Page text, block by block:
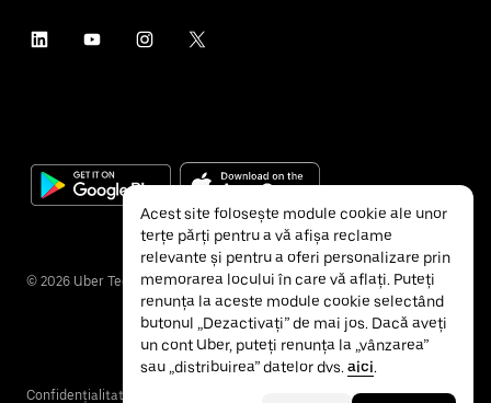
© 2026 Uber Technologies Inc.
Confidențialitate
Acest site folosește module cookie ale unor
terțe părți pentru a vă afișa reclame
relevante și pentru a oferi personalizare prin
memorarea locului în care vă aflați. Puteți
renunța la aceste module cookie selectând
butonul „Dezactivați” de mai jos. Dacă aveți
un cont Uber, puteți renunța la „vânzarea”
sau „distribuirea” datelor dvs. aici.